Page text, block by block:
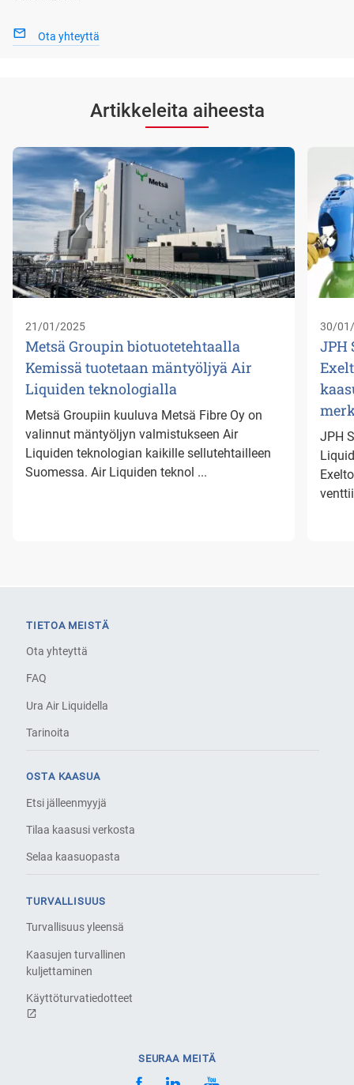
Ota yhteyttä
Artikkeleita aiheesta
21/01/2025
Metsä Groupin biotuotetehtaalla
Kemissä tuotetaan mäntyöljyä Air
Liquiden teknologialla
Metsä Groupiin kuuluva Metsä Fibre Oy on
valinnut mäntyöljyn valmistukseen Air
Liquiden teknologian kaikille sellutehtailleen
Suomessa. Air Liquiden teknol ...
30/
JPH
JPH
TIETOA MEISTÄ
Ota yhteyttä
FAQ
Ura Air Liquidella
Tarinoita
OSTA KAASUA
Etsi jälleenmyyjä
Tilaa kaasusi verkosta
Selaa kaasuopasta
TURVALLISUUS
Turvallisuus yleensä
Kaasujen turvallinen
kuljettaminen
Käyttöturvatiedotteet
SEURAA MEITÄ